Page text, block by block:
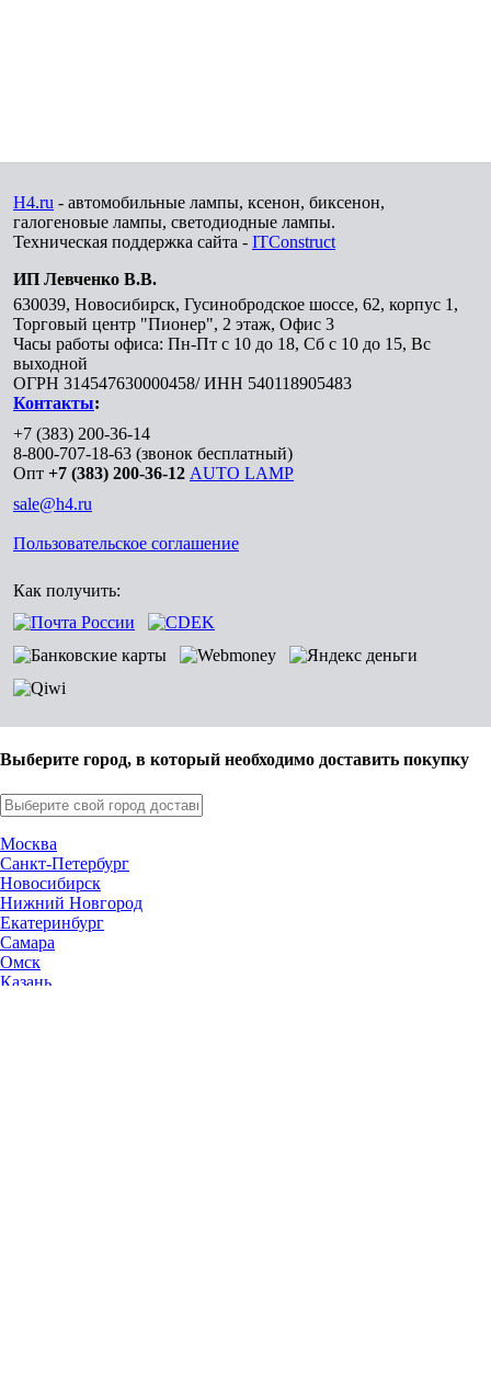
H4.ru - автомобильные лампы, ксенон, биксенон,
галогеновые лампы, светодиодные лампы.
Техническая поддержка сайта - ITConstruct
ИП Левченко В.В.
630039, Новосибирск, Гусинобродское шоссе, 62, корпус 1,
Торговый центр "Пионер", 2 этаж, Офис 3
Часы работы офиса: Пн-Пт с 10 до 18, Сб с 10 до 15, Вс
выходной
ОГРН 314547630000458/ ИНН 540118905483
Контакты:
+7 (383) 200-36-14
8-800-707-18-63 (звонок бесплатный)
Опт +7 (383) 200-36-12 AUTO LAMP
sale@h4.ru
Пользовательское соглашение
Как получить:
Выберите город, в который необходимо доставить покупку
Москва
Санкт-Петербург
Новосибирск
Нижний Новгород
Екатеринбург
Самара
Омск
Казань